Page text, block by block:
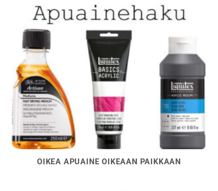
OIKEA APUAINE OIKEAAN PAIKKAAN